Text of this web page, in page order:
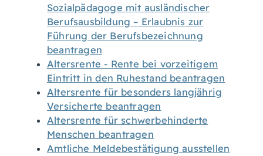
Sozialpädagoge mit ausländischer
Berufsausbildung – Erlaubnis zur
Führung der Berufsbezeichnung
beantragen
Altersrente - Rente bei vorzeitigem
Eintritt in den Ruhestand beantragen
Altersrente für besonders langjährig
Versicherte beantragen
Altersrente für schwerbehinderte
Menschen beantragen
Amtliche Meldebestätigung ausstellen